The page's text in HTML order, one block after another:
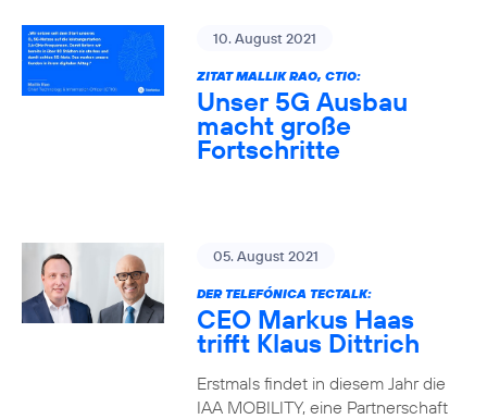
10. August 2021
ZITAT MALLIK RAO, CTIO:
Unser 5G Ausbau
macht große
Fortschritte
05. August 2021
DER TELEFÓNICA TECTALK:
CEO Markus Haas
trifft Klaus Dittrich
Erstmals findet in diesem Jahr die
IAA MOBILITY, eine Partnerschaft